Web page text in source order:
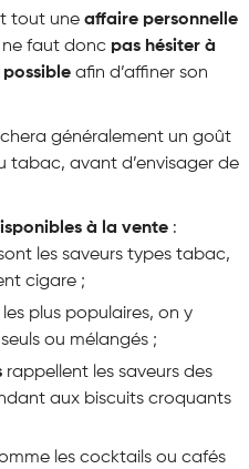
tout une affaire personnelle
ne faut donc pas hésiter à
afin d’affiner son
généralement un goût
tabac, avant d’envisager de
à la vente:
les saveurs types tabac,
cigare ;
plus populaires, on y
ou mélangés ;
rappellent les saveurs des
aux biscuits croquants
les cocktails ou cafés